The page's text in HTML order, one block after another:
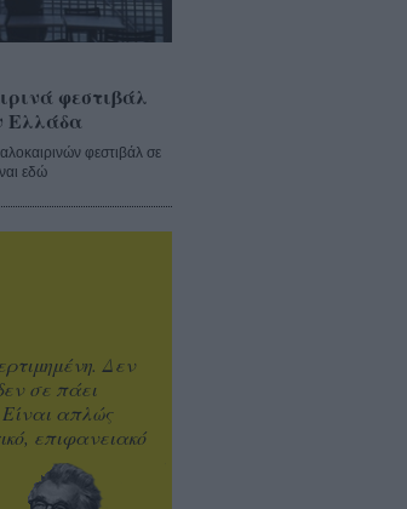
φεστιβάλ
Ελλάδα
φεστιβάλ σε
εδώ
Δεν
σε πάει
απλώς
επιφανειακό